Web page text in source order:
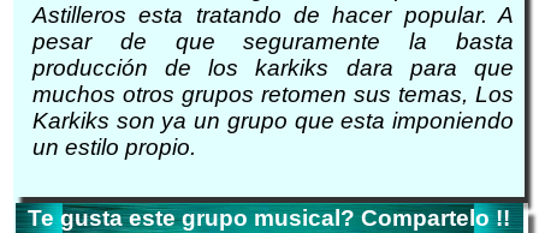
Astilleros esta tratando de hacer popular. A
pesar de que seguramente la basta
producción de los karkiks dara para que
muchos otros grupos retomen sus temas, Los
Karkiks son ya un grupo que esta imponiendo
un estilo propio.
Te gusta este grupo musical? Compartelo !!